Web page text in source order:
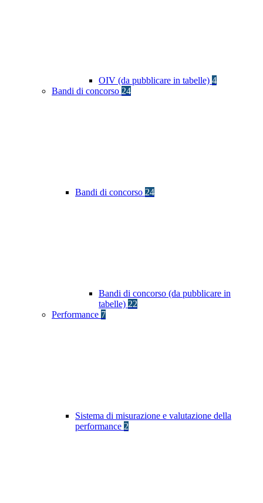
OIV (da pubblicare in tabelle) 4
Bandi di concorso 24
Bandi di concorso 24
Bandi di concorso (da pubblicare in
tabelle) 22
Performance 7
Sistema di misurazione e valutazione della
performance 2